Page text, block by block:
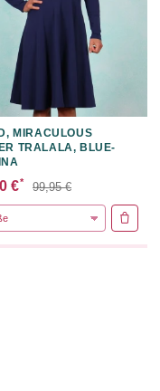
MIRACULOUS
TRALALA, BLUE-
€* 99,95 €
IN